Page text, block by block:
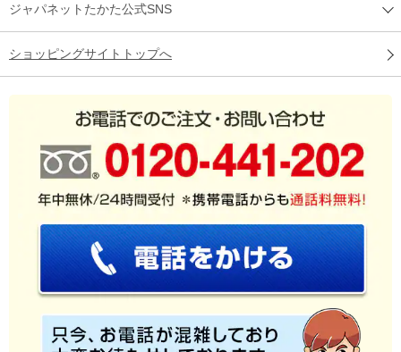
ジャパネットたかた公式SNS
ショッピングサイトトップへ